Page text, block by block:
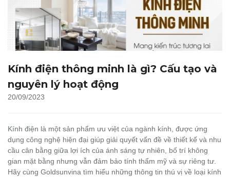
Kính điện thông minh là gì? Cấu tạo và
nguyên lý hoạt động
20/09/2023
Kính điện là một sản phẩm ưu việt của ngành kính, được ứng
dụng công nghệ hiện đại giúp giải quyết vấn đề về thiết kế và nhu
cầu cân bằng giữa lợi ích của ánh sáng tự nhiên, bố trí không
gian mặt bằng nhưng vẫn đảm bảo tính thẩm mỹ và sự riêng tư.
Hãy cùng Goldsunvina tìm hiểu những thông tin thú vị về loại kính